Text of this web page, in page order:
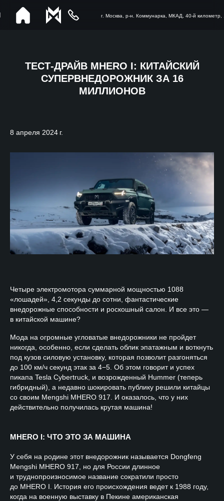
г. Москва, р-н. Коммунарка, МКАД, 40-й километр,
ТЕСТ-ДРАЙВ MHERO I: КИТАЙСКИЙ
СУПЕРВНЕДОРОЖНИК ЗА 16
МИЛЛИОНОВ
8 апреля 2024 г.
Четыре электромотора суммарной мощностью 1088
«лошадей», 4,2 секунды до сотни, фантастические
внедорожные способности и роскошный салон. И все это —
в китайской машине?
Мода на огромные угловатые внедорожники не пройдет
никогда, особенно, если сделать облик эпатажным и воткнуть
под кузов силовую установку, которая позволит разгоняться
до 100 км/ч секунд этак за 4−5. Об этом говорит и успех
пикапа Tesla Cybertruck, и возрожденный Hummer (теперь
гибридный), а недавно шокировать публику решили китайцы
со своим Mengshi MHERO 917. И оказалось, что у них
действительно получилась крутая машина!
MHERO I: ЧТО ЭТО ЗА МАШИНА
У себя на родине этот внедорожник называется Dongfeng
Mengshi MHERO 917, но для России длинное
и труднопроизносимое название сократили просто
до MHERO I. История его происхождения ведет к 1988 году,
когда на военную выставку в Пекине американская